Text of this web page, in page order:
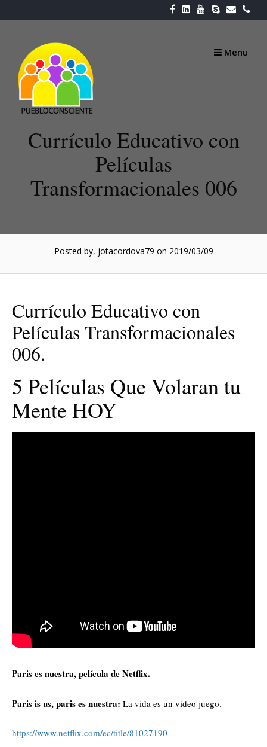
to
Menu
Currículo Educativo con
Películas
Transformacionales 006
Posted by, jotacordova79 on 2019/03/09
Currículo Educativo con
Películas Transformacionales
006.
5 Películas Que Volaran tu
Mente HOY
Paris es nuestra, película de Netflix.
Paris is us, paris es nuestra: La vida es un video juego.
https://www.netflix.com/ec/title/81027190